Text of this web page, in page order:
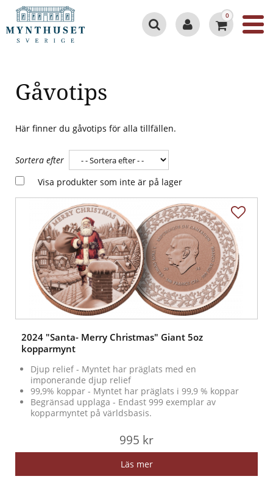
0
Gåvotips
Här finner du gåvotips för alla tillfällen.
Sortera efter
Visa produkter som inte är på lager
2024 "Santa- Merry Christmas" Giant 5oz
kopparmynt
Djup relief - Myntet har präglats med en
imponerande djup relief
99,9% koppar - Myntet har präglats i 99,9 % koppar
Begränsad upplaga - Endast 999 exemplar av
kopparmyntet på världsbasis.
995 kr
Läs mer